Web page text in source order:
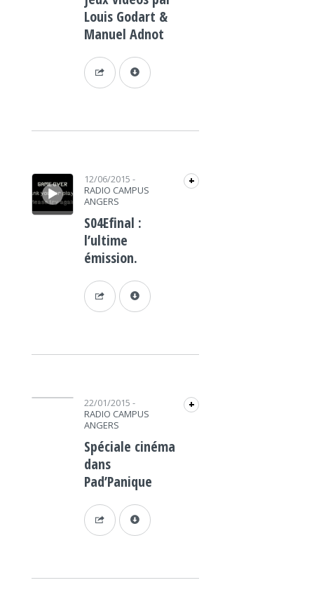
Louis Godart &
Manuel Adnot
Lecteur audio 12/06/2015 -
RADIO CAMPUS
ANGERS
+
S04Efinal :
l’ultime
émission.
Lecteur audio 22/01/2015 -
RADIO CAMPUS
ANGERS
+
Spéciale cinéma
dans
Pad’Panique